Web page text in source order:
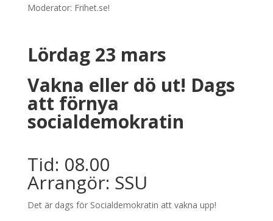
Moderator: Frihet.se!
Lördag 23 mars
Vakna eller dö ut! Dags
att förnya
socialdemokratin
Tid: 08.00
Arrangör: SSU
Det är dags för Socialdemokratin att vakna upp!